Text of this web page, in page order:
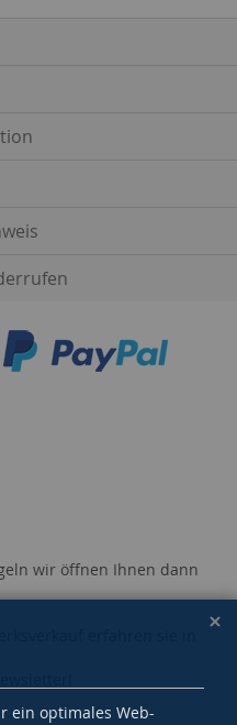
wir öffnen Ihnen dann
ein optimales Web-